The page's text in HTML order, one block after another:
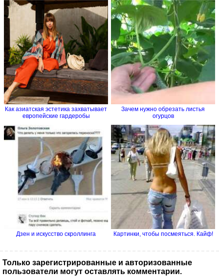
Как азиатская эстетика захватывает
европейские гардеробы
Зачем нужно обрезать листья
огурцов
Дзен и искусство скроллинга Картинки, чтобы посмеяться. Кайф!
Только зарегистрированные и авторизованные
пользователи могут оставлять комментарии.